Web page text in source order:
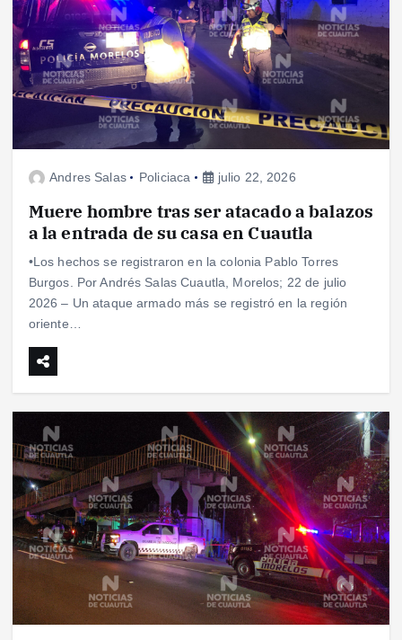
Andres Salas Policiaca julio 22, 2026
Muere hombre tras ser atacado a balazos
a la entrada de su casa en Cuautla
•Los hechos se registraron en la colonia Pablo Torres
Burgos. Por Andrés Salas Cuautla, Morelos; 22 de julio
2026 – Un ataque armado más se registró en la región
oriente…